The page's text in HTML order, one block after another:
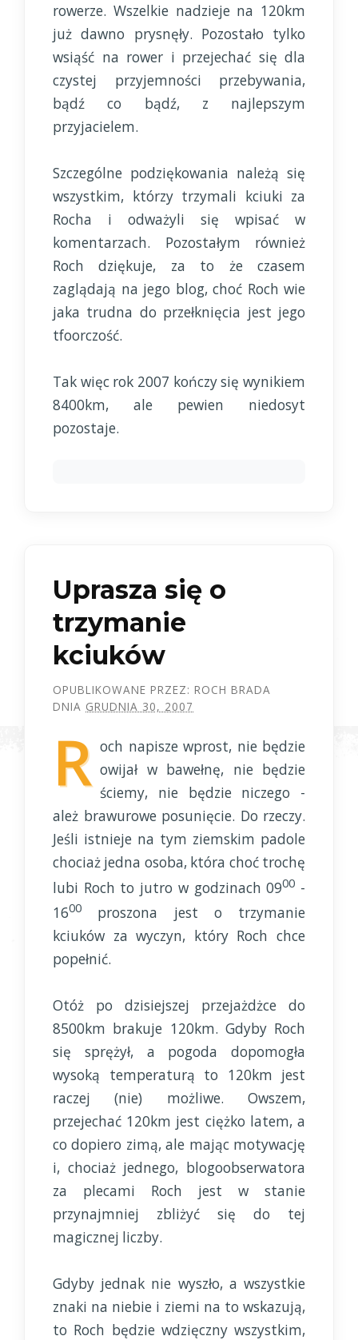
rowerze. Wszelkie nadzieje na 120km
już dawno prysnęły. Pozostało tylko
wsiąść na rower i przejechać się dla
czystej przyjemności przebywania,
bądź co bądź, z najlepszym
przyjacielem.
Szczególne podziękowania należą się
wszystkim, którzy trzymali kciuki za
Rocha i odważyli się wpisać w
komentarzach. Pozostałym również
Roch dziękuje, za to że czasem
zaglądają na jego blog, choć Roch wie
jaka trudna do przełknięcia jest jego
tfoorczość.
Tak więc rok 2007 kończy się wynikiem
8400km, ale pewien niedosyt
pozostaje.
Uprasza się o
trzymanie
kciuków
OPUBLIKOWANE PRZEZ: ROCH BRADA
DNIA GRUDNIA 30, 2007
R och napisze wprost, nie będzie
owijał w bawełnę, nie będzie
ściemy, nie będzie niczego -
ależ brawurowe posunięcie. Do rzeczy.
Jeśli istnieje na tym ziemskim padole
chociaż jedna osoba, która choć trochę
lubi Roch to jutro w godzinach 0900 -
1600
proszona jest o trzymanie
kciuków za wyczyn, który Roch chce
popełnić.
Otóż po dzisiejszej przejażdżce do
8500km brakuje 120km. Gdyby Roch
się sprężył, a pogoda dopomogła
wysoką temperaturą to 120km jest
raczej (nie) możliwe. Owszem,
przejechać 120km jest ciężko latem, a
co dopiero zimą, ale mając motywację
i, chociaż jednego, blogoobserwatora
za plecami Roch jest w stanie
przynajmniej zbliżyć się do tej
magicznej liczby.
Gdyby jednak nie wyszło, a wszystkie
znaki na niebie i ziemi na to wskazują,
to Roch będzie wdzięczny wszystkim,